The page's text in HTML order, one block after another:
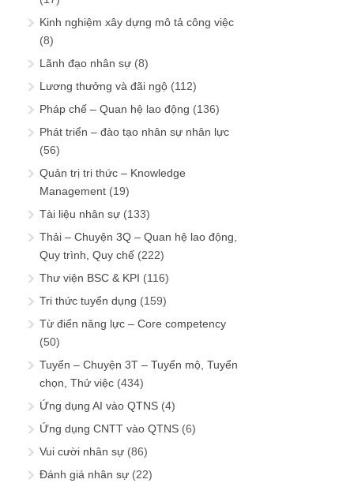
Kinh nghiệm xây dựng mô tả công việc
(8)
Lãnh đạo nhân sự (8)
Lương thưởng và đãi ngộ (112)
Pháp chế – Quan hệ lao động (136)
Phát triển – đào tạo nhân sự nhân lực
(56)
Quản trị tri thức – Knowledge
Management (19)
Tài liệu nhân sự (133)
Thải – Chuyện 3Q – Quan hệ lao động,
Quy trình, Quy chế (222)
Thư viện BSC & KPI (116)
Tri thức tuyển dụng (159)
Từ điển năng lực – Core competency
(50)
Tuyển – Chuyện 3T – Tuyển mộ, Tuyển
chọn, Thử việc (434)
Ứng dụng AI vào QTNS (4)
Ứng dụng CNTT vào QTNS (6)
Vui cười nhân sự (86)
Đánh giá nhân sự (22)